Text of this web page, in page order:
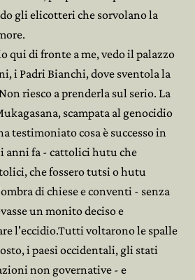
gli elicotteri che sorvolano la
qui di fronte a me, vedo il palazzo
i Padri Bianchi, dove sventola la
riesco a prenderla sul serio. La
scampata al genocidio
testimoniato cosa è successo in
anni fa - cattolici hutu che
che fossero tutsi o hutu
di chiese e conventi - senza
un monito deciso e
l'eccidio.Tutti voltarono le spalle
i paesi occidentali, gli stati
non governative - e